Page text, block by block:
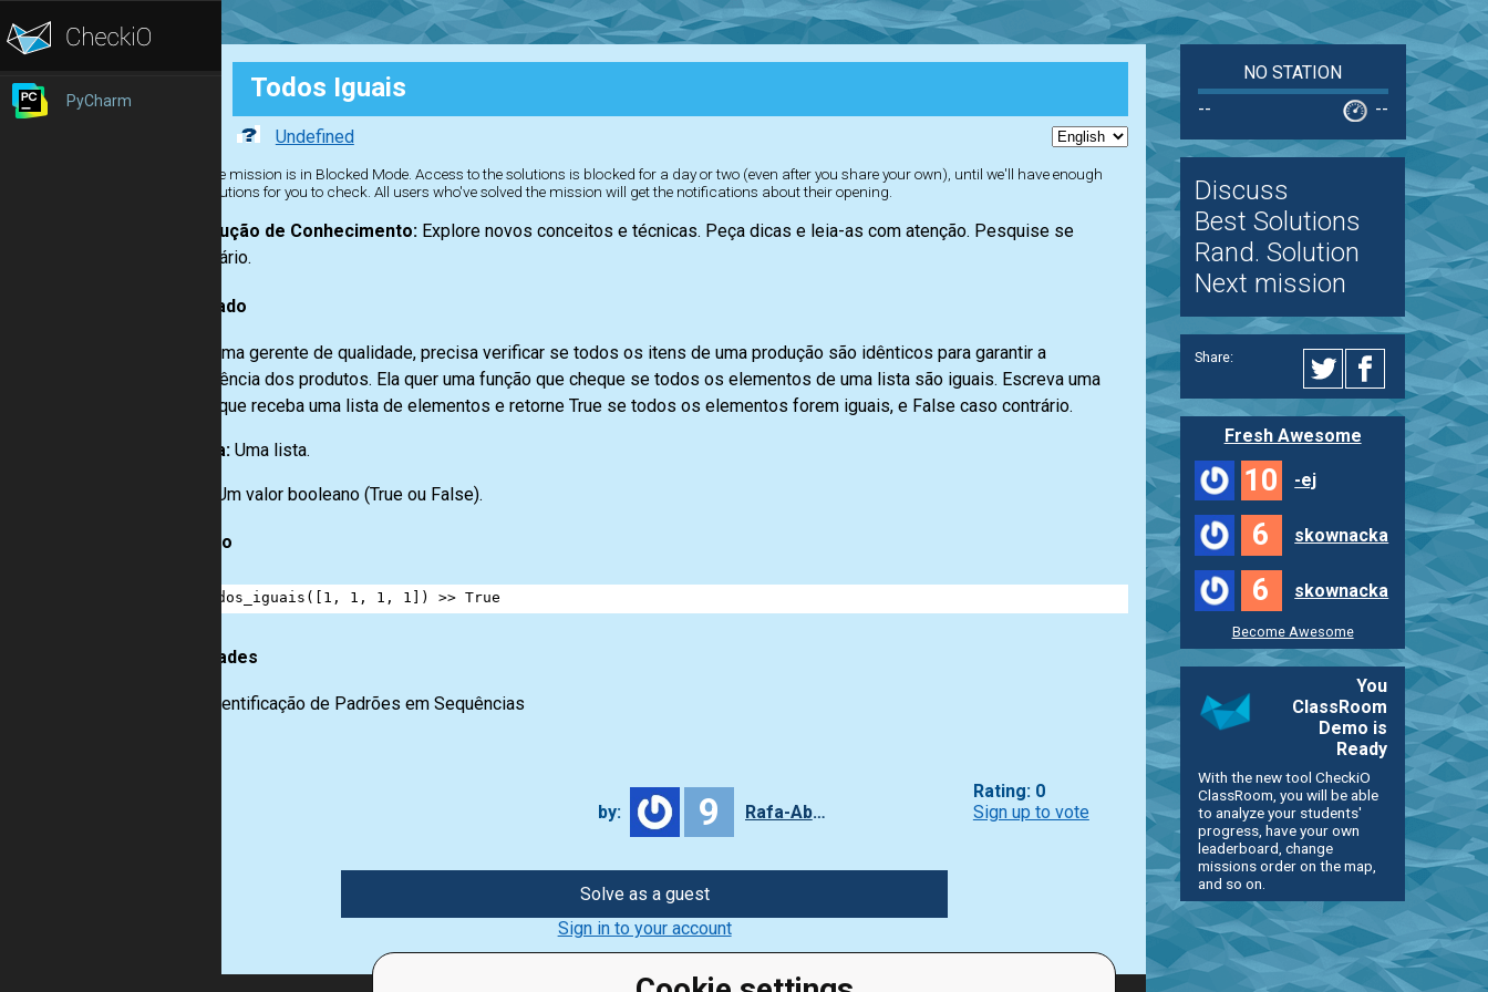
PyCharm Todos Iguais
Undefined
The mission is in Blocked Mode. Access to the solutions is blocked for a day or two (even after you share your own), until we'll have enough
solutions for you to check. All users who've solved the mission will get the notifications about their opening.
Construção de Conhecimento:Explore novos conceitos e técnicas. Peça dicas e leia-as com atenção. Pesquise se
necessário.
Enunciado
Maria, uma gerente de qualidade, precisa verificar se todos os itens de uma produção são idênticos para garantir a
consistência dos produtos. Ela quer uma função que cheque se todos os elementos de uma lista são iguais. Escreva uma
função que receba uma lista de elementos e retorne True se todos os elementos forem iguais, e False caso contrário.
Entrada: Uma lista.
Um valor booleano (True ou False).
Exemplo
todos_iguais ([ 1 , 1 , 1 , 1 ]) >> True
Habilidades
Identificação de Padrões em Sequências
by: 9 Rafa-Abbade
Rating: 0
Sign up to vote
Solve as a guest
Sign in to your account
NO STATION
--
--
Discuss
Best Solutions
Rand. Solution
Next mission
Share:
Fresh Awesome
10 -ej
6 skownacka
6 skownacka
Become Awesome
You
ClassRoom
Demo is
Ready
With the new tool CheckiO
ClassRoom, you will be able
to analyze your students'
progress, have your own
leaderboard, change
missions order on the map,
and so on.